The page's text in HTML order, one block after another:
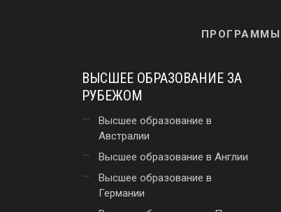
ПРОГРАММЫ
ВЫСШЕЕ ОБРАЗОВАНИЕ ЗА
РУБЕЖОМ
Высшее образование в
Австралии
Высшее образование в Англии
Высшее образование в
Германии